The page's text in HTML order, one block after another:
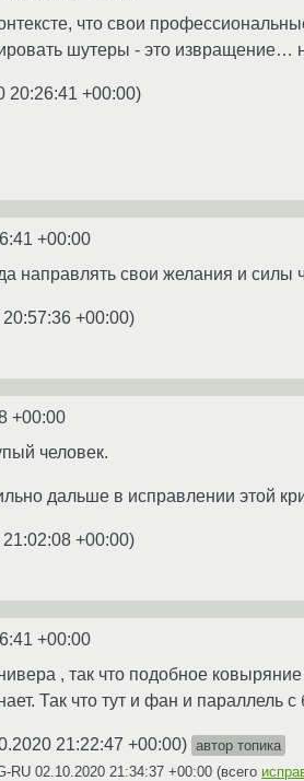
что свои
шутеры - это извращение…
20:26:41 +00:00)
+00:00
направлять свои желания и
+00:00)
+00:00
человек.
дальше в исправлении этой
+00:00)
+00:00
, так что подобное
Так что тут и фан и параллель
21:22:47 +00:00) автор топика
RU 02.10.2020 21:34:37 +00:00 (всего